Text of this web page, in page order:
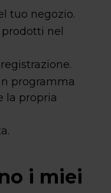
tuo negozio.
nel
programma
la propria
i miei